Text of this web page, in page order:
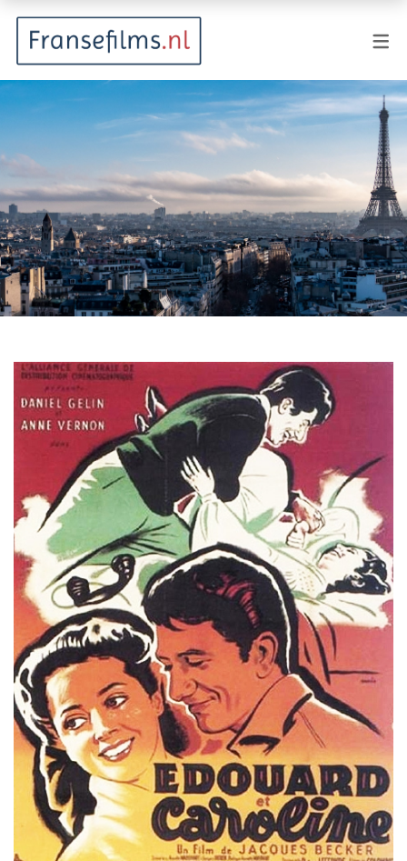
Animatie
Documentaire
Drama
Fantasy
Horror
Kostuumdrama
Misdaad
Musical
Oorlogsfilm
Romantische komedie
Thriller